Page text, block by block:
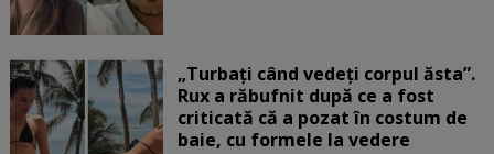
„Turbați când vedeți corpul ăsta”.
Rux a răbufnit după ce a fost
criticată că a pozat în costum de
baie, cu formele la vedere